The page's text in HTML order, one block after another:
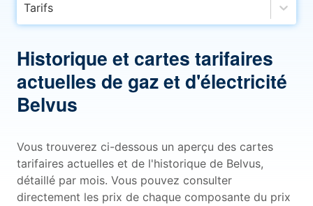
Tarifs
Historique et cartes tarifaires
actuelles de gaz et d'électricité
Belvus
Vous trouverez ci-dessous un aperçu des cartes
tarifaires actuelles et de l'historique de Belvus,
détaillé par mois. Vous pouvez consulter
directement les prix de chaque composante du prix